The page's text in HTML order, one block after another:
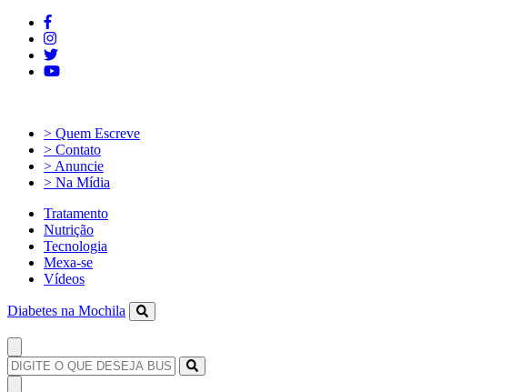
> Quem Escreve
> Contato
> Anuncie
> Na Mídia
Tratamento
Nutrição
Tecnologia
Mexa-se
Vídeos
Diabetes na Mochila